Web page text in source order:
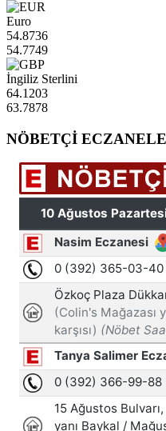
Euro
54.8736
54.7749
İngiliz Sterlini
64.1203
63.7878
NÖBETÇİ